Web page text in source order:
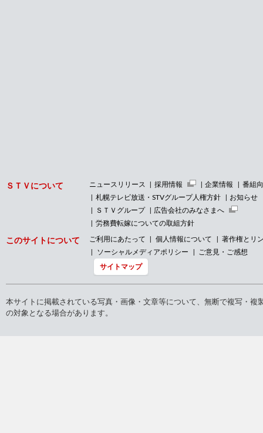
ＳＴＶについて ニュースリリース 採用情報 企業情報
番組
札幌テレビ放送・STVグループ人権方針
お知らせ
ＳＴＶグループ
広告会社のみなさまへ
労務費転嫁についての取組方針
このサイトについて ご利用にあたって 個人情報について
著作権とリ
ソーシャルメディアポリシー
ご意見・ご感想
サイトマップ
本サイトに掲載されている写真・画像・文章等について、無断で複写・
の対象となる場合があります。